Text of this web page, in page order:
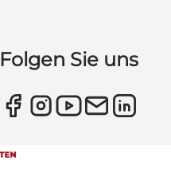
Folgen Sie uns